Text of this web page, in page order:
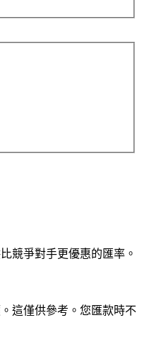
競爭對手更優惠的匯率。
這僅供參考。您匯款時不